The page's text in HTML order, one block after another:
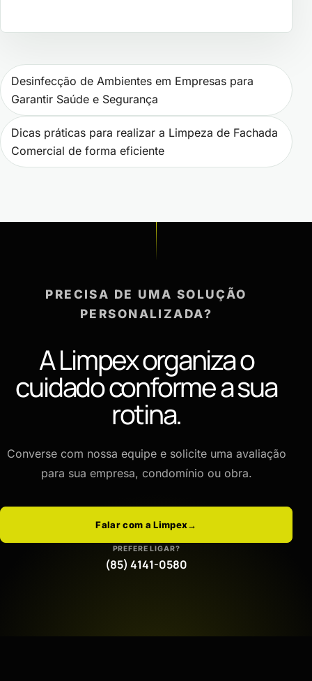
Navegação de Post
Desinfecção de Ambientes em Empresas para
Garantir Saúde e Segurança
Dicas práticas para realizar a Limpeza de Fachada
Comercial de forma eficiente
PRECISA DE UMA SOLUÇÃO
PERSONALIZADA?
A Limpex organiza o
cuidado conforme a sua
rotina.
Converse com nossa equipe e solicite uma avaliação
para sua empresa, condomínio ou obra.
Falar com a Limpex→
PREFERE LIGAR?
(85) 4141-0580